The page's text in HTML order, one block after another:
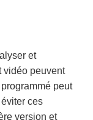
et
vidéo peuvent
peut
ces
version et